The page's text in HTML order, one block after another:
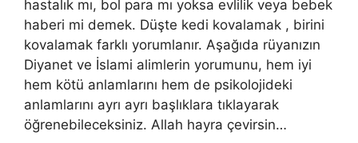
hastalık mı, bol para mı yoksa evlilik veya bebek
haberi mi demek. Düşte kedi kovalamak , birini
kovalamak farklı yorumlanır. Aşağıda rüyanızın
Diyanet ve İslami alimlerin yorumunu, hem iyi
hem kötü anlamlarını hem de psikolojideki
anlamlarını ayrı ayrı başlıklara tıklayarak
öğrenebileceksiniz. Allah hayra çevirsin…